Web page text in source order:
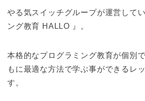
やる気スイッチグループが運営して
ング教育 HALLO 』。
本格的なプログラミング教育が個別
もに最適な方法で学ぶ事ができるレ
す。